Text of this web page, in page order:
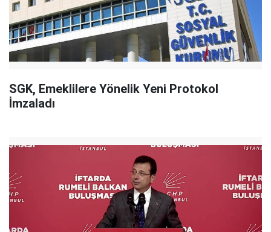
SGK, Emeklilere Yönelik Yeni Protokol
İmzaladı